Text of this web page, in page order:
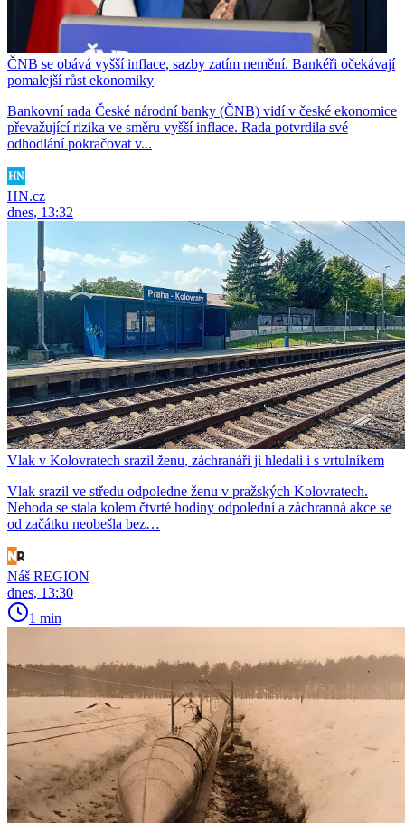
ČNB se obává vyšší inflace, sazby zatím nemění. Bankéři očekávají
pomalejší růst ekonomiky
Bankovní rada České národní banky (ČNB) vidí v české ekonomice
převažující rizika ve směru vyšší inflace. Rada potvrdila své
odhodlání pokračovat v...
HN.cz
dnes, 13:32
Vlak v Kolovratech srazil ženu, záchranáři ji hledali i s vrtulníkem
Vlak srazil ve středu odpoledne ženu v pražských Kolovratech.
Nehoda se stala kolem čtvrté hodiny odpolední a záchranná akce se
od začátku neobešla bez…
Náš REGION
dnes, 13:30
1 min